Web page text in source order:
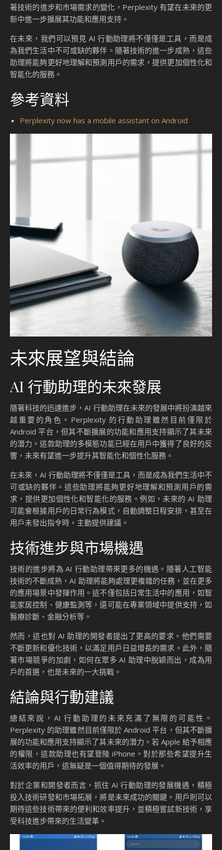
著技術的進步和市場需求的變化，Perplexity 有望在未來的更
新中進一步擴展其功能和應用支持。
在未來，我們可以預見 AI 行動助理將不僅僅是工具，而是成
為我們生活中不可或缺的夥伴。隨著技術的進一步成熟，這些
助理將能夠更好地理解和預測用戶的需求，提供更加個性化和
智能化的服務。
參考資料
Perplexity now has a mobile assistant on Android
未來展望與結論
AI 行動助理的未來發展
隨著科技的迅速進步，AI 行動助理在未來的發展中將扮演越來
越重要的角色。Perplexity 的行動助理雖然目前僅限於
Android 平台，但其不斷擴展的功能和應用支持顯示了其未來
的潛力。這款助理的多模態功能已經在用戶中獲得了良好的反
響，未來有望進一步提升其智能化和個性化服務。
在未來，AI 行動助理將不僅僅是工具，而是成為我們生活中不
可或缺的夥伴。這些助理將能夠更好地理解和預測用戶的需
求，提供更加個性化和智能化的服務。例如，未來的 AI 助理
可能會根據用戶的日常行為模式，自動調整日程安排，甚至在
用戶未發出指令時，主動提供建議。
技術進步與市場機遇
技術的進步將為 AI 行動助理帶來更多的機遇。隨著人工智能
技術的不斷成熟，AI 助理將能夠處理更複雜的任務，並在更多
的應用場景中發揮作用。這不僅包括日常生活中的應用，如智
能家居控制、健康監測等，還可能在專業領域中提供支持，如
醫療診斷、金融分析等。
然而，這也對 AI 助理的開發者提出了更高的要求。他們需要
不斷更新和優化技術，以滿足用戶日益增長的需求。此外，隨
著市場競爭的加劇，如何在眾多 AI 助理中脫穎而出，成為用
戶的首選，也是未來的一大挑戰。
結論與行動建議
總結來說，AI 行動助理的未來充滿了無限的可能性。
Perplexity 的助理雖然目前僅限於 Android 平台，但其不斷擴
展的功能和應用支持顯示了其未來的潛力。若 Apple 給予相應
的權限，這款助理也有望登陸 iPhone。對於那些希望提升生
活效率的用戶，這無疑是一個值得期待的發展。
對於企業和開發者而言，抓住 AI 行動助理的發展機遇，積極
投入技術研發和市場拓展，將是未來成功的關鍵。用戶則可以
期待這些技術帶來的便利和效率提升，並積極嘗試新技術，享
受科技進步帶來的生活變革。